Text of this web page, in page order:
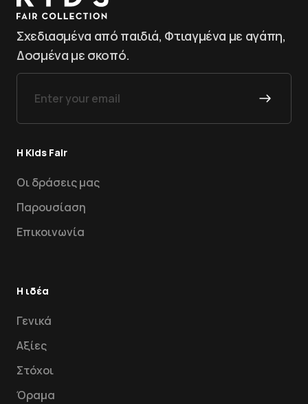
Σχεδιασμένα από παιδιά, Φτιαγμένα με αγάπη,
Δοσμένα με σκοπό.
Η Kids Fair
Οι δράσεις μας
Παρουσίαση
Επικοινωνία
Η ιδέα
Γενικά
Αξίες
Στόχοι
Όραμα